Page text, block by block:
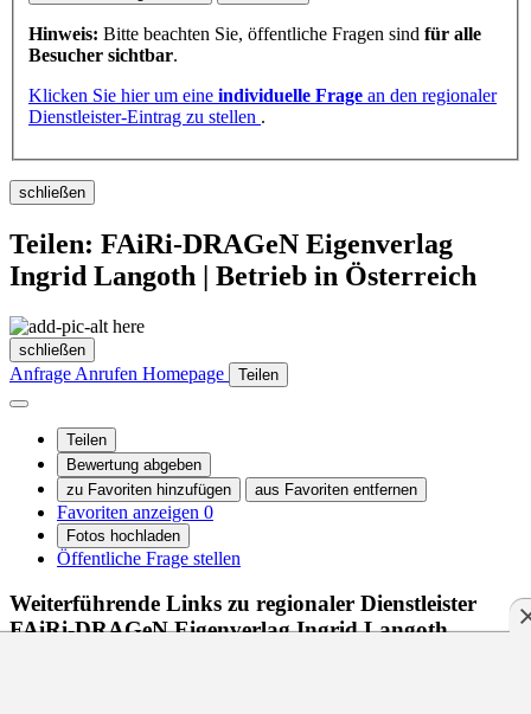
Hinweis: Bitte beachten Sie, öffentliche Fragen sind für alle
Besucher sichtbar.
Klicken Sie hier um eine individuelle Frage an den regionaler
Dienstleister-Eintrag zu stellen .
schließen
Teilen: FAiRi-DRAGeN Eigenverlag
Ingrid Langoth | Betrieb in Österreich
schließen
Anfrage Anrufen Homepage Teilen
Teilen
Bewertung abgeben
zu Favoriten hinzufügen
aus Favoriten entfernen
Favoriten anzeigen 0
Fotos hochladen
Öffentliche Frage stellen
Weiterführende Links zu regionaler Dienstleister
FAiRi-DRAGeN Eigenverlag Ingrid Langoth